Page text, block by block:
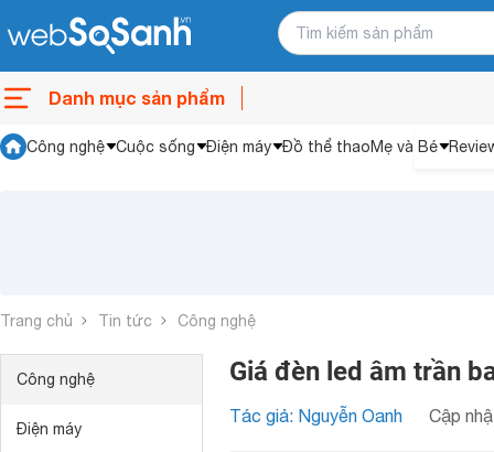
Danh mục sản phẩm
Công nghệ Cuộc sống Điện máy Đồ thể thaoMẹ và Bé
Trang chủ Tin tức Công nghệ
Công nghệ
Điện máy
Giá đèn led âm trần
Tác giả: Nguyễn Oanh Cập